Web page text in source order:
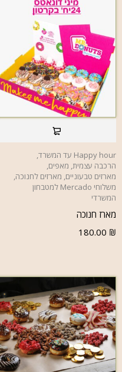
Happy hour עד המשרד
,
הרכבה עצמית, מאפים,
מארזים טבעוניים, מארזים לחנוכה,
משלוחי Mercado למטבחון
המשרדי
מארז חנוכה
180.00 ₪